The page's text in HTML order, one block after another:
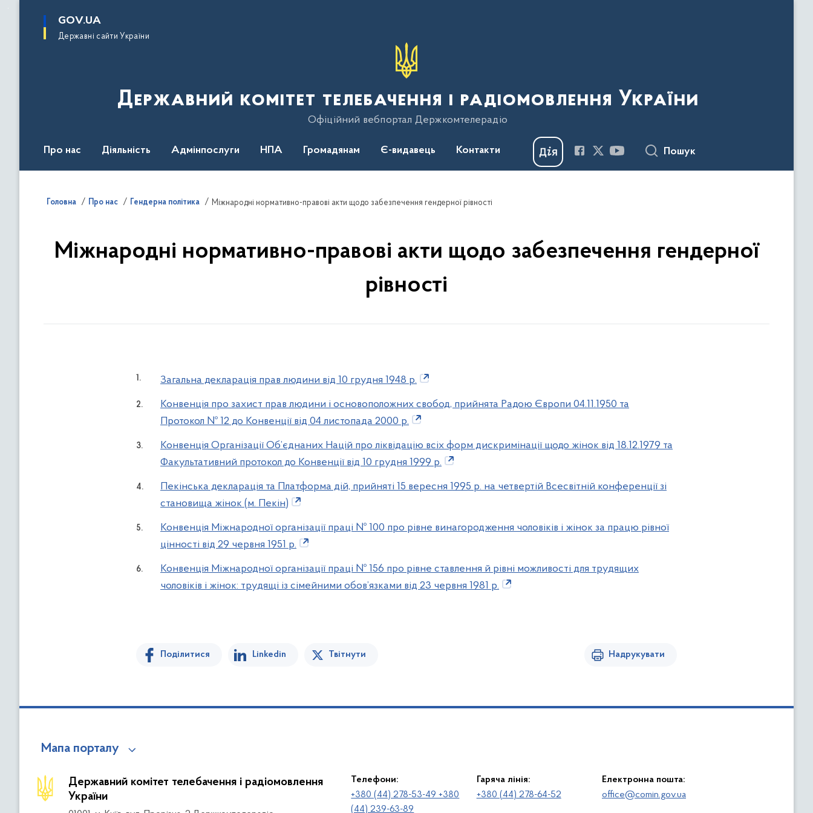
основного
GOV.UA
Державні сайти України
Державний комітет телебачення і радіомовлення України
Офіційний вебпортал Держкомтелерадіо
Про нас Діяльність Адмінпослуги НПА Громадянам Є-видавець Контакти Пошук
Головна Про нас Гендерна політика Міжнародні нормативно-правові акти щодо забезпечення гендерної рівності
Міжнародні нормативно-правові акти щодо забезпечення гендерної
рівності
Загальна декларація прав людини від 10 грудня 1948 р.
Конвенція про захист прав людини і основоположних свобод, прийнята Радою Європи 04.11.1950 та
Протокол № 12 до Конвенції від 04 листопада 2000 р.
Конвенція Організації Об’єднаних Націй про ліквідацію всіх форм дискримінації щодо жінок від 18.12.1979 та
Факультативний протокол до Конвенції від 10 грудня 1999 р.
Пекінська декларація та Платформа дій, прийняті 15 вересня 1995 р. на четвертій Всесвітній конференції зі
становища жінок (м. Пекін)
Конвенція Міжнародної організації праці № 100 про рівне винагородження чоловіків і жінок за працю рівної
цінності від 29 червня 1951 р.
Конвенція Міжнародної організації праці № 156 про рівне ставлення й рівні можливості для трудящих
чоловіків і жінок: трудящі із сімейними обов’язками від 23 червня 1981 р.
Поділитися Linkedin Твітнути Надрукувати
Мапа порталу
Державний комітет телебачення і радіомовлення
України
Телефони:
+380 (44) 278-53-49 +380
(44) 239-63-89
Гаряча лінія:
+380 (44) 278-64-52
Електронна пошта:
office@comin.gov.ua